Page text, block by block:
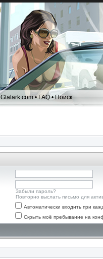
Gtalark.com •FAQ•Поиск
Забыли пароль?
Повторно выслать письмо для
Автоматически входить при
Скрыть моё пребывание на